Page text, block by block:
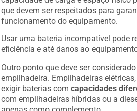
que devem ser respeitados para
funcionamento do equipamento.
Usar uma bateria incompatível pode
eficiência e até danos ao equipamento.
Outro ponto que deve ser considerado
empilhadeira. Empilhadeiras
exigir baterias com
capacidades
com empilhadeiras híbridas ou a
apenas como complemento.